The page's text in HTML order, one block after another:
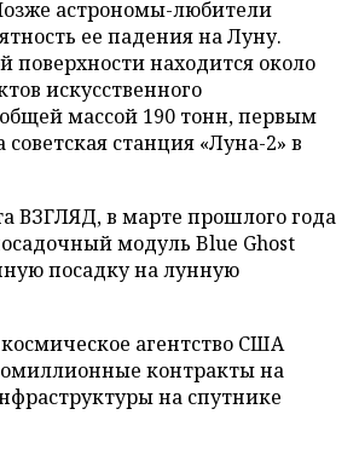
астрономы-любители
ее падения на Луну.
поверхности находится около
искусственного
массой 190 тонн, первым
советская станция «Луна-2» в
ВЗГЛЯД, в марте прошлого года
модуль Blue Ghost
посадку на лунную
агентство США
контракты на
на спутнике